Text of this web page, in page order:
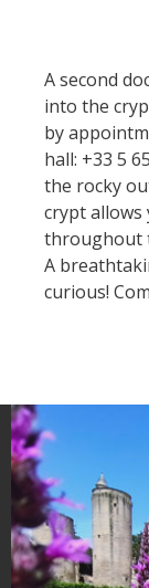
Visitas
Las visitas
El museo de
Rouquier en
« Nuestros
La Palairie en
El museo de
un ojo en el
local
La castaña
Las vinas
Las ferias y
Recetas y
A second
into the
by
hall: +33 5
the rocky
crypt allows
throughout
A
curious!